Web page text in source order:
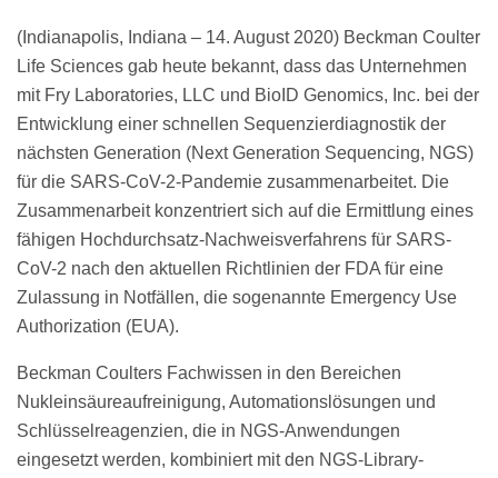
(Indianapolis, Indiana – 14. August 2020) Beckman Coulter
Life Sciences gab heute bekannt, dass das Unternehmen
mit Fry Laboratories, LLC und BioID Genomics, Inc. bei der
Entwicklung einer schnellen Sequenzierdiagnostik der
nächsten Generation (Next Generation Sequencing, NGS)
für die SARS-CoV-2-Pandemie zusammenarbeitet. Die
Zusammenarbeit konzentriert sich auf die Ermittlung eines
fähigen Hochdurchsatz-Nachweisverfahrens für SARS-
CoV-2 nach den aktuellen Richtlinien der FDA für eine
Zulassung in Notfällen, die sogenannte Emergency Use
Authorization (EUA).
Beckman Coulters Fachwissen in den Bereichen
Nukleinsäureaufreinigung, Automationslösungen und
Schlüsselreagenzien, die in NGS-Anwendungen
eingesetzt werden, kombiniert mit den NGS-Library-